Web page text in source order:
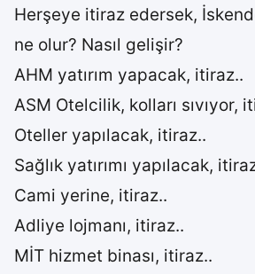
Herşeye itiraz edersek,
ne olur? Nasıl gelişir?
AHM yatırım yapacak, itiraz..
ASM Otelcilik, kolları sıvıyor,
Oteller yapılacak, itiraz..
Sağlık yatırımı yapılacak,
Cami yerine, itiraz..
Adliye lojmanı, itiraz..
MİT hizmet binası, itiraz..